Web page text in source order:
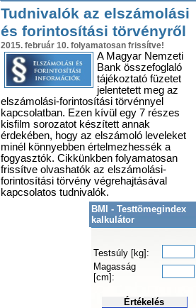
Tudnivalók az elszámolási
és forintosítási törvényről
2015. február 10. folyamatosan frissítve!
A Magyar Nemzeti
Bank összefoglaló
tájékoztató füzetet
jelentetett meg az
elszámolási-forintosítási törvénnyel
kapcsolatban. Ezen kívül egy 7 részes
kisfilm sorozatot készített annak
érdekében, hogy az elszámoló leveleket
minél könnyebben értelmezhessék a
fogyasztók. Cikkünkben folyamatosan
frissítve olvashatók az elszámolási-
forintosítási törvény végrehajtásával
kapcsolatos tudnivalók.
BMI - Testtömegindex
kalkulátor
Testsúly [kg]:
Magasság
[cm]:
Értékelés